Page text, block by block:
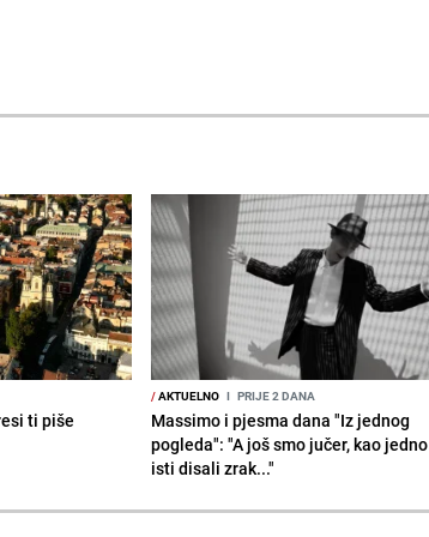
ti piše
/AKTUELNO I PRIJE 2 DANA
Massimo i pjesma dana "Iz jednog
pogleda": "A još smo jučer, kao jedno
isti disali zrak..."